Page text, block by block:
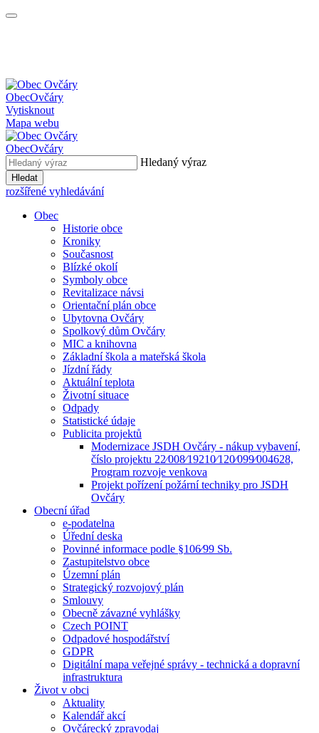
ObecOvčáry
Vytisknout
Mapa webu
ObecOvčáry
Hledaný výraz
Hledat
rozšířené vyhledávání
Obec
Historie obce
Kroniky
Současnost
Blízké okolí
Symboly obce
Revitalizace návsi
Orientační plán obce
Ubytovna Ovčáry
Spolkový dům Ovčáry
MIC a knihovna
Základní škola a mateřská škola
Jízdní řády
Aktuální teplota
Životní situace
Odpady
Statistické údaje
Publicita projektů
Modernizace JSDH Ovčáry - nákup vybavení,
číslo projektu 22⁄008⁄19210⁄120⁄099⁄004628,
Program rozvoje venkova
Projekt pořízení požární techniky pro JSDH
Ovčáry
Obecní úřad
e-podatelna
Úřední deska
Povinné informace podle §106⁄99 Sb.
Zastupitelstvo obce
Územní plán
Strategický rozvojový plán
Smlouvy
Obecně závazné vyhlášky
Czech POINT
Odpadové hospodářství
GDPR
Digitální mapa veřejné správy - technická a dopravní
infrastruktura
Život v obci
Aktuality
Kalendář akcí
Ovčárecký zpravodaj